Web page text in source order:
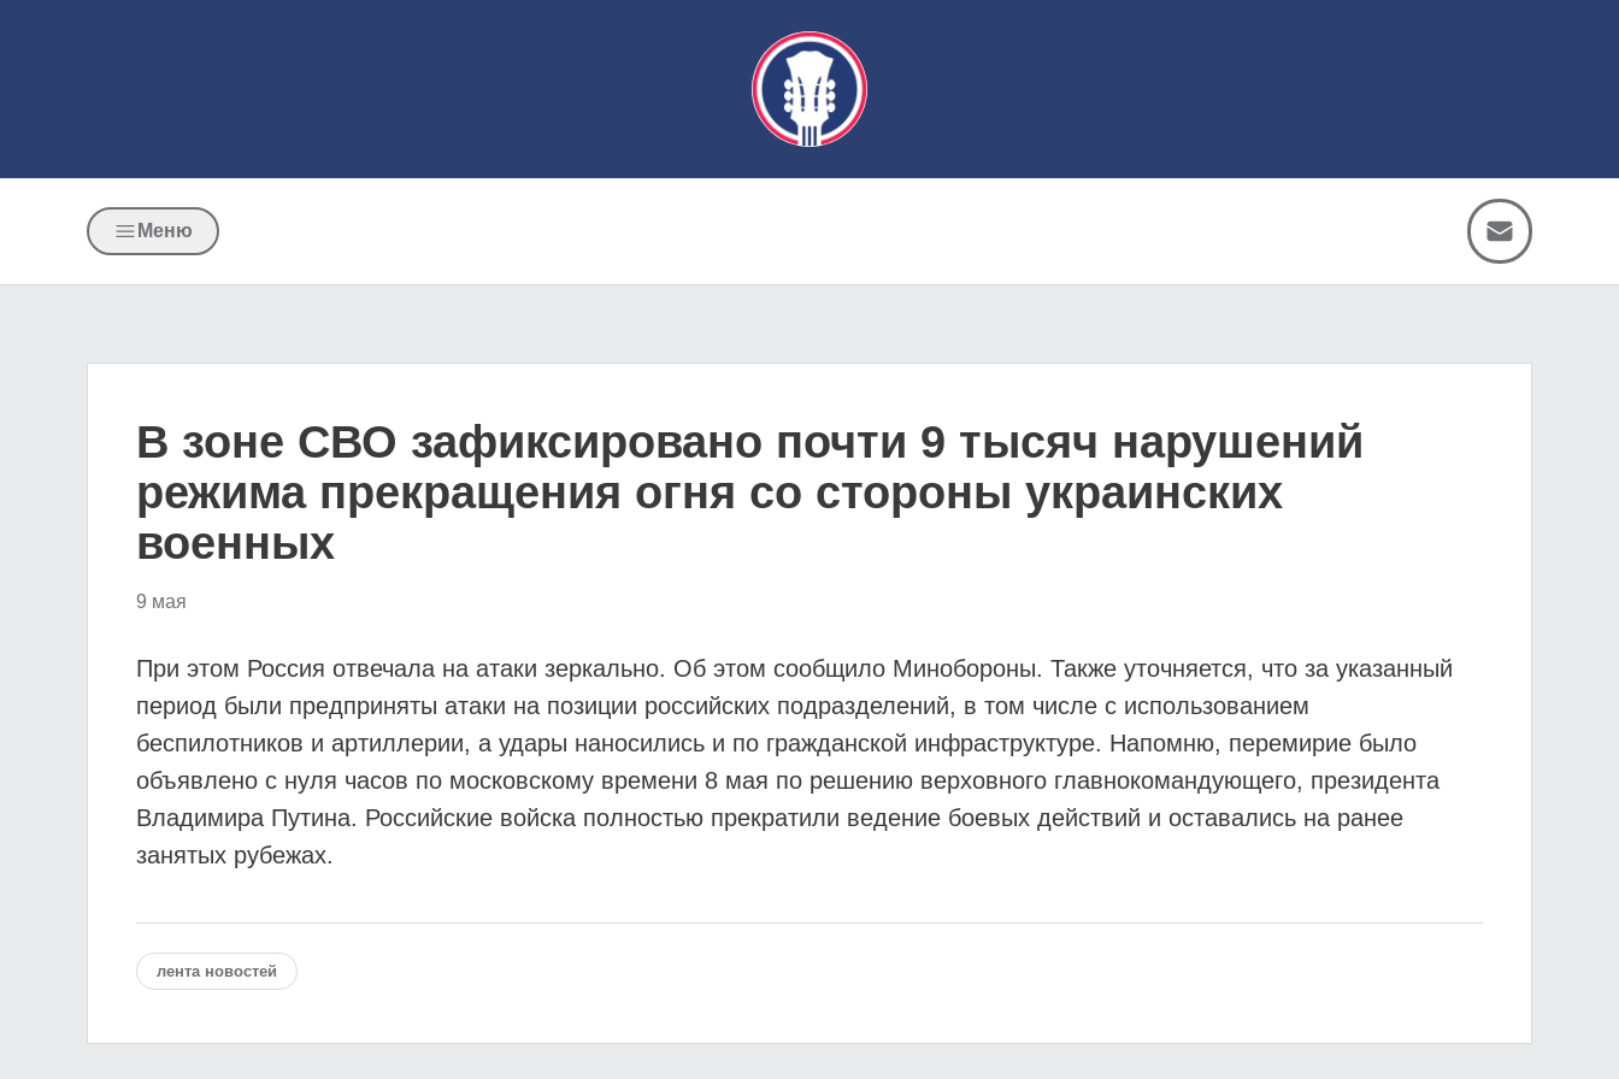
Меню
В зоне СВО зафиксировано почти 9 тысяч нарушений
режима прекращения огня со стороны украинских
военных
9 мая
При этом Россия отвечала на атаки зеркально. Об этом сообщило Минобороны. Также уточняется, что за указанный
период были предприняты атаки на позиции российских подразделений, в том числе с использованием
беспилотников и артиллерии, а удары наносились и по гражданской инфраструктуре. Напомню, перемирие было
объявлено с нуля часов по московскому времени 8 мая по решению верховного главнокомандующего, президента
Владимира Путина. Российские войска полностью прекратили ведение боевых действий и оставались на ранее
занятых рубежах.
лента новостей